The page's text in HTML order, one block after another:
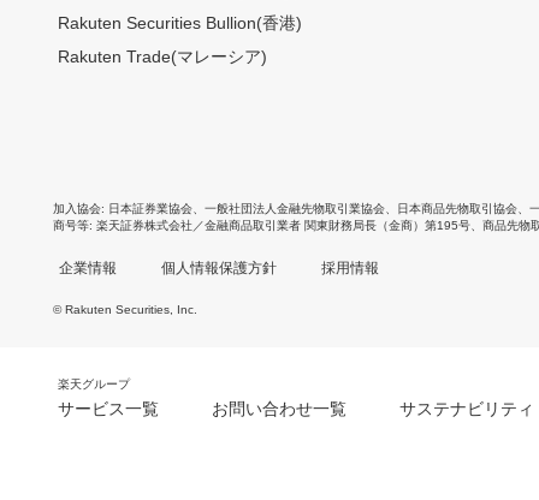
Rakuten Securities Bullion(香港)
Rakuten Trade(マレーシア)
加入協会 日本証券業協会 一般社団法人金融先物取引業協会 日本商品先物取引協会
商号等 楽天証券株式会社／金融商品取引業者 関東財務局長（金商）第195号、商品先物
企業情報 個人情報保護方針 採用情報
© Rakuten Securities, Inc.
楽天グループ
サービス一覧 お問い合わせ一覧 サステナビリティ